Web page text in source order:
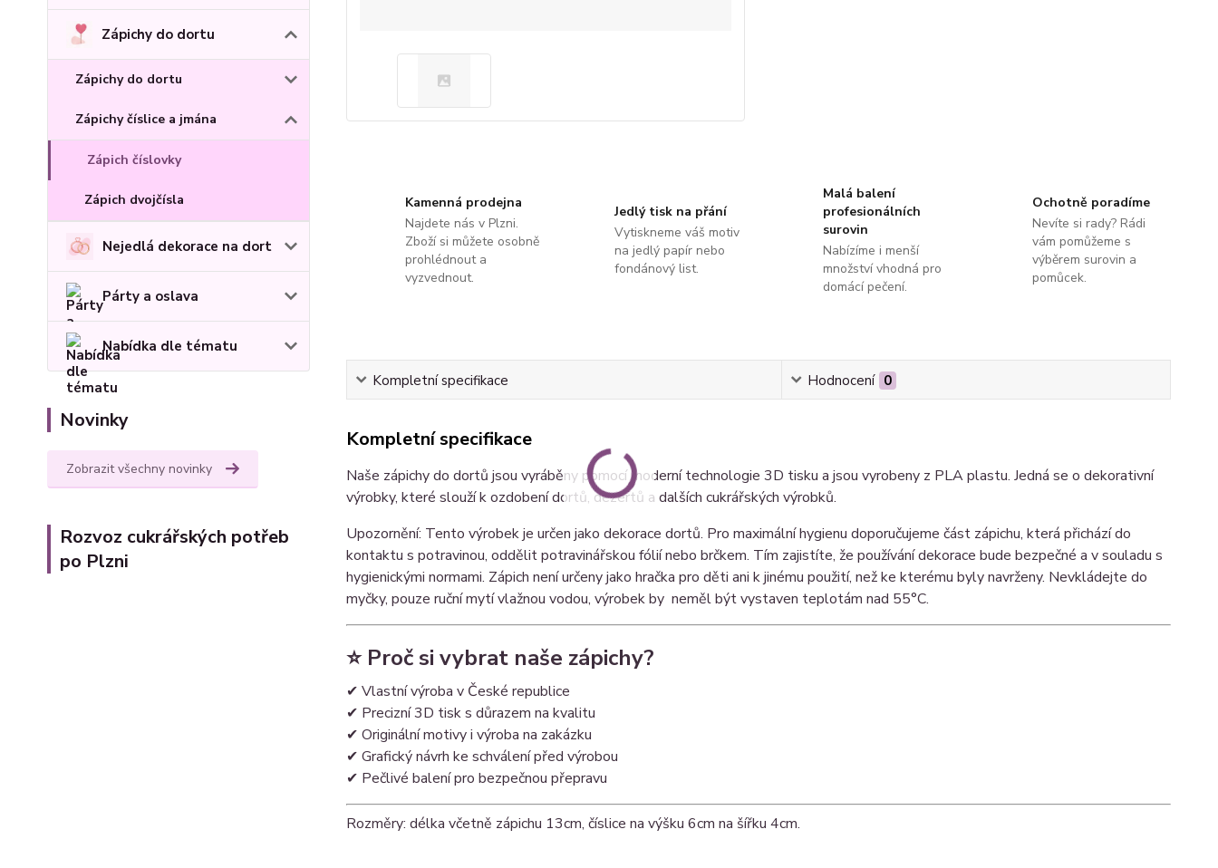
Zápichy do dortu
Zápichy do dortu
Zápichy číslice a jmána
Zápich číslovky
Zápich dvojčísla
Nejedlá dekorace na dort
Párty a oslava
Nabídka dle tématu
Novinky
Zobrazit všechny novinky
Rozvoz cukrářských potřeb
po Plzni
Kamenná prodejna
Najdete nás v Plzni.
Zboží si můžete osobně
prohlédnout a
vyzvednout.
Jedlý tisk na přání
Vytiskneme váš motiv
na jedlý papír nebo
fondánový list.
Malá balení
profesionálních
surovin
Nabízíme i menší
množství vhodná pro
domácí pečení.
Ochotně poradíme
Nevíte si rady? Rádi
vám pomůžeme s
výběrem surovin a
pomůcek.
Kompletní specifikace Hodnocení 0
Kompletní specifikace
Naše zápichy do dortů jsou vyráběny pomocí moderní technologie 3D tisku a jsou vyrobeny z PLA plastu. Jedná se o dekorativní
výrobky, které slouží k ozdobení dortů, dezertů a dalších cukrářských výrobků.
Upozornění: Tento výrobek je určen jako dekorace dortů. Pro maximální hygienu doporučujeme část zápichu, která přichází do
kontaktu s potravinou, oddělit potravinářskou fólií nebo brčkem. Tím zajistíte, že používání dekorace bude bezpečné a v souladu s
hygienickými normami. Zápich není určeny jako hračka pro děti ani k jinému použití, než ke kterému byly navrženy. Nevkládejte do
myčky, pouze ruční mytí vlažnou vodou, výrobek by neměl být vystaven teplotám nad 55°C.
⭐ Proč si vybrat naše zápichy?
✔ Vlastní výroba v České republice
✔ Precizní 3D tisk s důrazem na kvalitu
✔ Originální motivy i výroba na zakázku
✔ Grafický návrh ke schválení před výrobou
✔ Pečlivé balení pro bezpečnou přepravu
Rozměry: délka včetně zápichu 13cm, číslice na výšku 6cm na šířku 4cm.